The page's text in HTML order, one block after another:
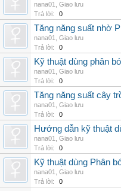
nana01
Giao lưu
Trả lời:
0
Tăng năng suất nhờ
nana01
Giao lưu
Trả lời:
0
Kỹ thuật dùng phân
nana01
Giao lưu
Trả lời:
0
Tăng năng suất cây
nana01
Giao lưu
Trả lời:
0
Hướng dẫn kỹ thuật
nana01
Giao lưu
Trả lời:
0
Kỹ thuật dùng Phân
nana01
Giao lưu
Trả lời:
0